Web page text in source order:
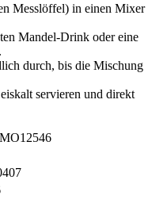
Messlöffel) in einen Mixer
Mandel-Drink oder eine
durch, bis die Mischung
servieren und direkt